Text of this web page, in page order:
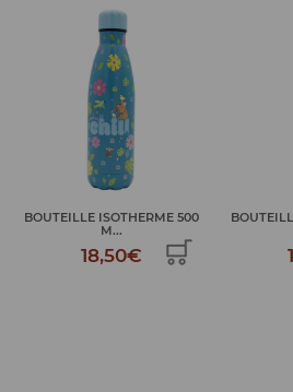
BOUTEILLE ISOTHERME 500
M...
18,50€